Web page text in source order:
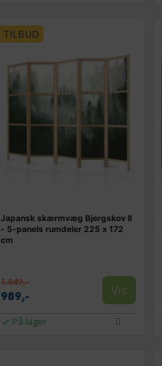
TILBUD
Japansk skærmvæg Bjergskov II
- 5-panels rumdeler 225 x 172
cm
1.049,-
989,- Vis
På lager